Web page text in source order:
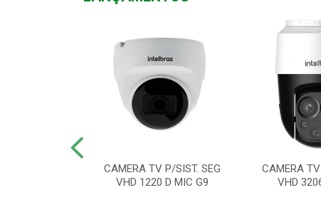
CAMERA TV P/SIST. SEG
VHD 1220 D MIC G9
CAMERA
VHD